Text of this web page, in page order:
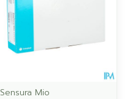
Sensura Mio